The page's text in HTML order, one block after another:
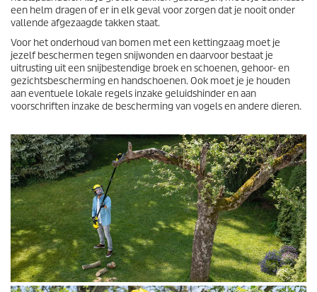
een helm dragen of er in elk geval voor zorgen dat je nooit onder
vallende afgezaagde takken staat.
Voor het onderhoud van bomen met een kettingzaag moet je
jezelf beschermen tegen snijwonden en daarvoor bestaat je
uitrusting uit een snijbestendige broek en schoenen, gehoor- en
gezichtsbescherming en handschoenen. Ook moet je je houden
aan eventuele lokale regels inzake geluidshinder en aan
voorschriften inzake de bescherming van vogels en andere dieren.